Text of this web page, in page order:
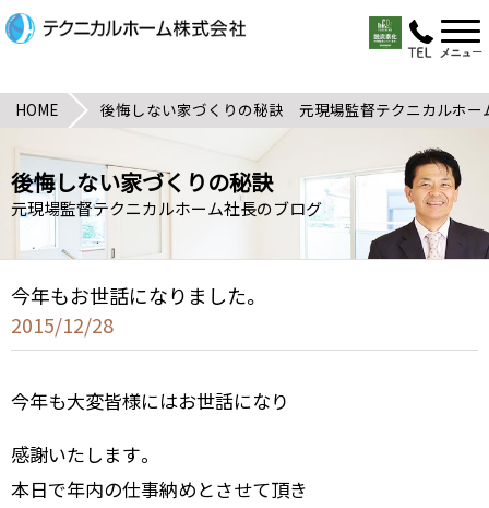
HOME 後悔しない家づくりの秘訣 元現場監督テクニカルホー
後悔しない家づくりの秘訣
元現場監督テクニカルホーム社長のブログ
今年もお世話になりました。
2015/12/28
今年も大変皆様にはお世話になり
感謝いたします。
本日で年内の仕事納めとさせて頂き